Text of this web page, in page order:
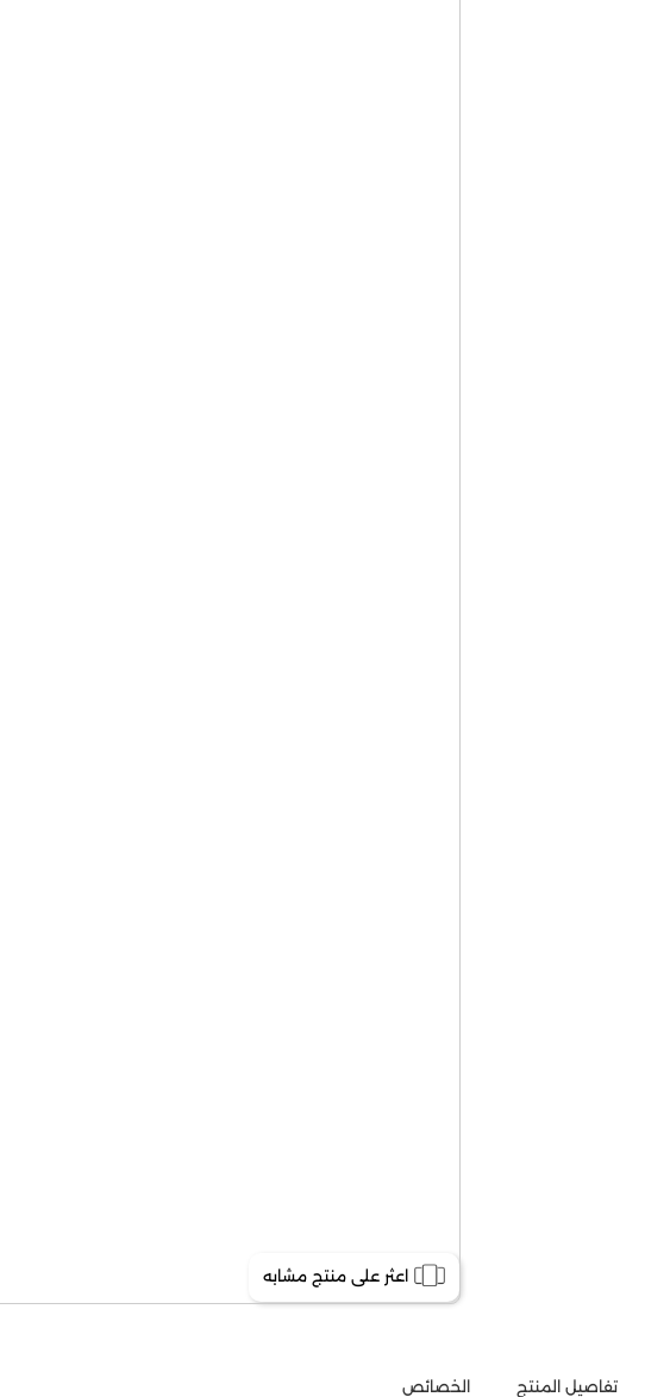
اعثر على منتج مشابه
تفاصيل المنتج الخصائص